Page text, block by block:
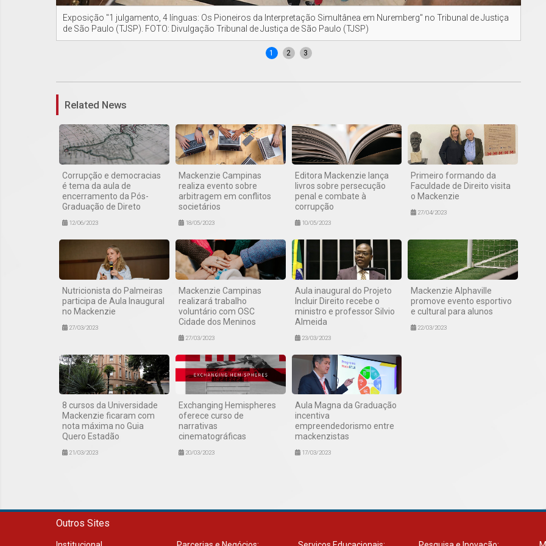
Exposição "1 julgamento, 4 línguas: Os Pioneiros da Interpretação Simultânea em Nuremberg" no Tribunal de Justiça
de São Paulo (TJSP). FOTO: Divulgação Tribunal de Justiça de São Paulo (TJSP)
1 2 3
Related News
Corrupção e democracias
é tema da aula de
encerramento da Pós-
Graduação de Direto
12/06/2023
Mackenzie Campinas
realiza evento sobre
arbitragem em conflitos
societários
18/05/2023
Editora Mackenzie lança
livros sobre persecução
penal e combate à
corrupção
10/05/2023
Primeiro formando da
Faculdade de Direito visita
o Mackenzie
27/04/2023
Nutricionista do Palmeiras
participa de Aula Inaugural
no Mackenzie
27/03/2023
Mackenzie Campinas
realizará trabalho
voluntário com OSC
Cidade dos Meninos
27/03/2023
Aula inaugural do Projeto
Incluir Direito recebe o
ministro e professor Silvio
Almeida
23/03/2023
Mackenzie Alphaville
promove evento esportivo
e cultural para alunos
22/03/2023
8 cursos da Universidade
Mackenzie ficaram com
nota máxima no Guia
Quero Estadão
21/03/2023
Exchanging Hemispheres
oferece curso de
narrativas
cinematográficas
20/03/2023
Aula Magna da Graduação
incentiva
empreendedorismo entre
mackenzistas
17/03/2023
Outros Sites